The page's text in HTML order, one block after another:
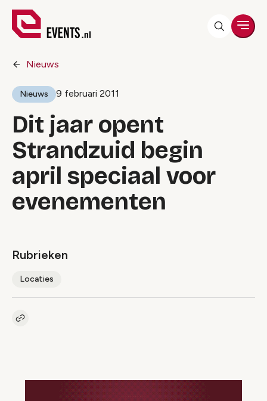
Nieuws
Nieuws 9 februari 2011
Dit jaar opent
Strandzuid begin
april speciaal voor
evenementen
Rubrieken
Locaties
Kopieer link naar artikel